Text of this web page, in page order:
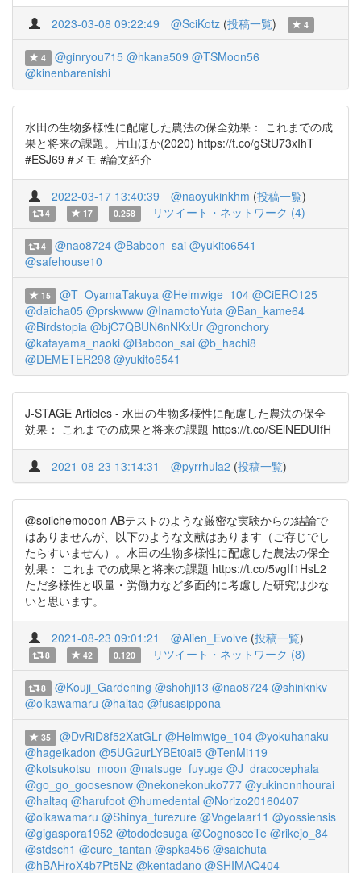
2023-03-08 09:22:49 @SciKotz (投稿一覧) 4
4 @ginryou715 @hkana509 @TSMoon56
@kinenbarenishi
水田の生物多様性に配慮した農法の保全効果： これまでの成
果と将来の課題。片山ほか(2020) https://t.co/gStU73xIhT
#ESJ69 #メモ #論文紹介
2022-03-17 13:40:39 @naoyukinkhm (投稿一覧)
4 17 0.258 リツイート・ネットワーク (4)
4 @nao8724 @Baboon_sai @yukito6541
@safehouse10
15 @T_OyamaTakuya @Helmwige_104 @CiERO125
@daicha05 @prskwww @InamotoYuta @Ban_kame64
@Birdstopia @bjC7QBUN6nNKxUr @gronchory
@katayama_naoki @Baboon_sai @b_hachi8
@DEMETER298 @yukito6541
J-STAGE Articles - 水田の生物多様性に配慮した農法の保全
効果： これまでの成果と将来の課題 https://t.co/SElNEDUIfH
2021-08-23 13:14:31 @pyrrhula2 (投稿一覧)
@soilchemooon ABテストのような厳密な実験からの結論で
はありませんが、以下のような文献はあります（ご存じでし
たらすいません）。水田の生物多様性に配慮した農法の保全
効果： これまでの成果と将来の課題 https://t.co/5vgIf1HsL2
ただ多様性と収量・労働力など多面的に考慮した研究は少な
いと思います。
2021-08-23 09:01:21 @Alien_Evolve (投稿一覧)
8 42 0.120 リツイート・ネットワーク (8)
8 @Kouji_Gardening @shohji13 @nao8724 @shinknkv
@oikawamaru @haltaq @fusasippona
35 @DvRiD8f52XatGLr @Helmwige_104 @yokuhanaku
@hageikadon @5UG2urLYBEt0ai5 @TenMi119
@kotsukotsu_moon @natsuge_fuyuge @J_dracocephala
@go_go_goosesnow @nekonekonuko777 @yukinonnhourai
@haltaq @harufoot @humedental @Norizo20160407
@oikawamaru @Shinya_turezure @Vogelaar11 @yossiensis
@gigaspora1952 @tododesuga @CognosceTe @rikejo_84
@stdsch1 @cure_tantan @spka456 @saichuta
@hBAHroX4b7Pt5Nz @kentadano @SHIMAQ404